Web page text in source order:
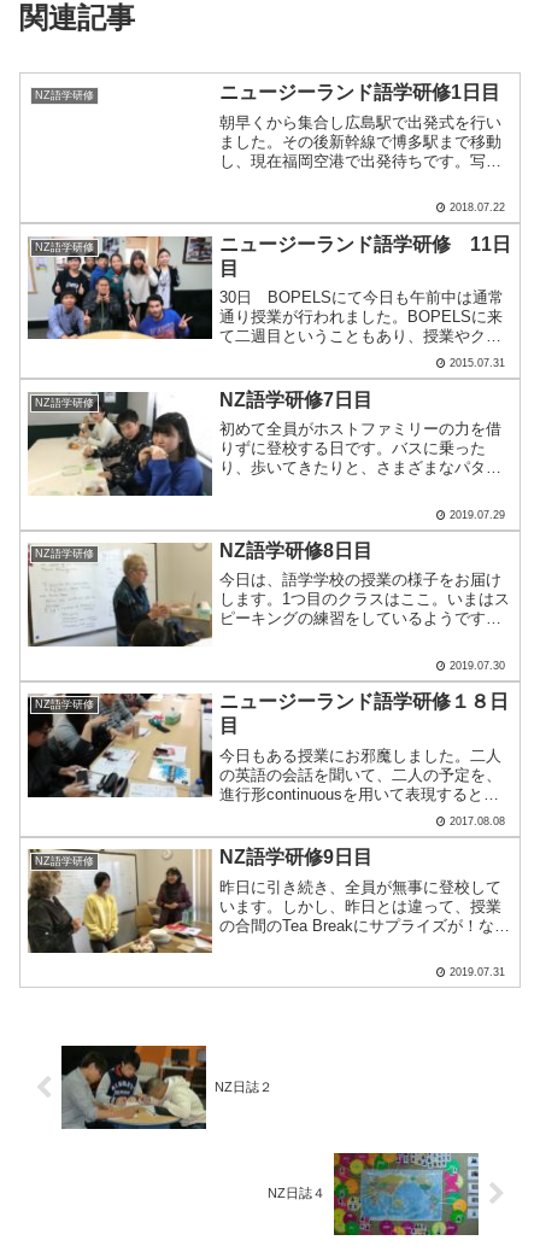
関連記事
NZ語学研修 ニュージーランド語学研修1日目
朝早くから集合し広島駅で出発式を行い
ました。その後新幹線で博多駅まで移動
し、現在福岡空港で出発待ちです。写真
2018.07.22
NZ語学研修
ニュージーランド語学研修 11日
目
30日 BOPELSにて今日も午前中は通常
通り授業が行われました。BOPELSに来
て二週目ということもあり、授業やクラ
スメートとの様子を見ていると緊張して
いる様子はほぼ見られなくなっていまし
た。授業では、言いたいことを英語で表
現したいけど上.....
2015.07.31
NZ語学研修 NZ語学研修7日目
初めて全員がホストファミリーの力を借
りずに登校する日です。バスに乗った
り、歩いてきたりと、さまざまなパター
と… あれ！一人いない！どうやら反対方
面のバスに乗ってしまったようです。し
かし、この町のバスはルー.....
2019.07.29
NZ語学研修 NZ語学研修8日目
今日は、語学学校の授業の様子をお届け
します。1つ目のクラスはここ。いまはス
ピーキングの練習をしているようです。
出来事まで、幅広い内容を発表しなけれ
ばなりません。人前で話すのは、大人に
なってからも緊張するも.....
2019.07.30
NZ語学研修
ニュージーランド語学研修１８日
目
今日もある授業にお邪魔しました。二人
の英語の会話を聞いて、二人の予定を、
進行形continuousを用いて表現するとい
うものでした。まず自分で取り組んだあ
と、ペアで確認します。本校でも、グル
ープ活動を取り入れた授業がいくつか行
われていますし.....
2017.08.08
NZ語学研修 NZ語学研修9日目
昨日に引き続き、全員が無事に登校して
います。しかし、昨日とは違って、授業
の合間のTea Breakにサプライズが！なん
マザーがケーキを差し入れてくださいま
した！彼女のプロフィール（日本からお
2019.07.31
NZ日誌２
NZ日誌４